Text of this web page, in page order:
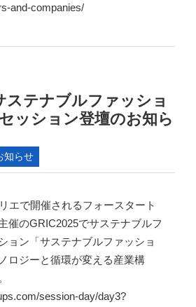
and-companies/
ステナブルファッショ
ッション登壇のお知ら
知らせ
エで開催されるフォースタート
催のGRIC2025でサステナブルフ
ョン「サステナブルファッショ
ロジーと循環が変える産業構
session-day/day3?